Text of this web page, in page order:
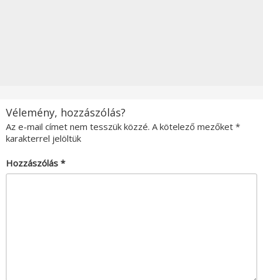
Vélemény, hozzászólás?
Az e-mail címet nem tesszük közzé. A kötelező mezőket *
karakterrel jelöltük
Hozzászólás *